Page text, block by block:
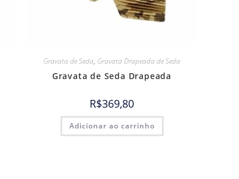
Gravata de Seda, Gravata Drapeada de Seda
Gravata de Seda Drapeada
R$369,80
Adicionar ao carrinho